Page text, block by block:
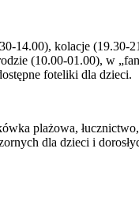
14.00), kolacje
(10.00-01.00), w
foteliki dla dzieci.
plażowa,
dla dzieci i